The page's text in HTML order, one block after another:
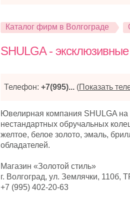
Каталог фирм в Волгограде
SHULGA -
Телефон: +7(995)... (Показать
Ювелирная компания SHULGA на
нестандартных обручальных
желтое, белое золото, эмаль,
обладателей.
Магазин «Золотой стиль»
г. Волгоград, ул. Землячки,
+7 (995) 402-20-63